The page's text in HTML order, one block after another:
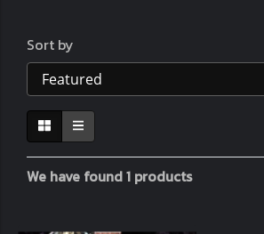
Sort by
We have found 1 products